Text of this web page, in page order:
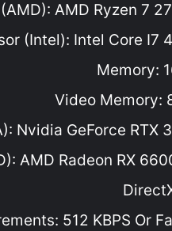
AMD Ryzen 7
(Intel): Intel Core I7
Memory:
Nvidia GeForce RTX
AMD Radeon RX
512 KBPS Or